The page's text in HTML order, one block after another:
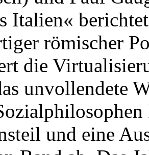
Italien«
römischer
die
unvollendete
und eine